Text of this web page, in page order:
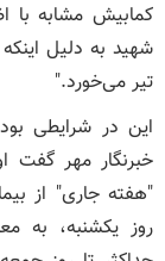
کمابیش مشابه با
تیر می‌خورد."
خبرنگار مهر گفت
"هفته جاری" از
روز یکشنبه، به